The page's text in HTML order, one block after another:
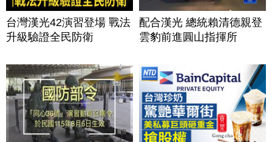
台灣漢光42演習登場 戰法
升級驗證全民防衛
配合漢光 總統賴清德親登
雲豹前進圓山指揮所